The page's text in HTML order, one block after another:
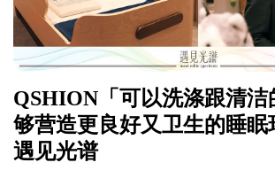
QSHION「可以洗涤跟清洁
够营造更良好又卫生的睡眠
遇见光谱